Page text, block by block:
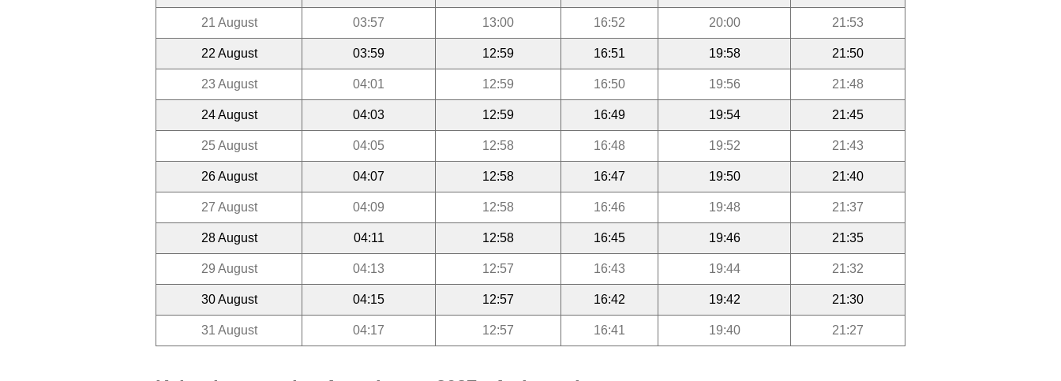
21 August 03:57 13:00 16:52 20:00 21:53
22 August 03:59 12:59 16:51 19:58 21:50
23 August 04:01 12:59 16:50 19:56 21:48
24 August 04:03 12:59 16:49 19:54 21:45
25 August 04:05 12:58 16:48 19:52 21:43
26 August 04:07 12:58 16:47 19:50 21:40
27 August 04:09 12:58 16:46 19:48 21:37
28 August 04:11 12:58 16:45 19:46 21:35
29 August 04:13 12:57 16:43 19:44 21:32
30 August 04:15 12:57 16:42 19:42 21:30
31 August 04:17 12:57 16:41 19:40 21:27